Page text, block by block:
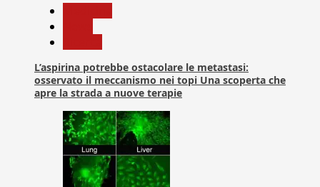
L’aspirina potrebbe ostacolare le metastasi:
osservato il meccanismo nei topi Una scoperta che
apre la strada a nuove terapie